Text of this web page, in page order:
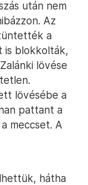
után nem
Az
a
is blokkolták,
lövése
lövésébe a
pattant a
meccset. A
hátha